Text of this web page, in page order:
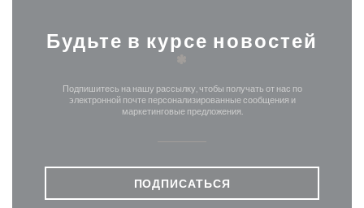
Будьте в курсе новостей
*
Подпишитесь на нашу рассылку, чтобы получать от нас по
электронной почте персонализированные сообщения и
маркетинговые предложения.
ПОДПИСАТЬСЯ